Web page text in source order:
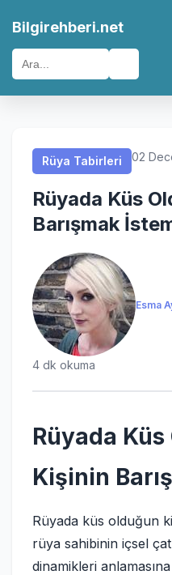
Bilgirehberi.net
Rüya Tabirleri 02
Rüyada Küs
Barışmak
Esma
4 dk okuma
Rüyada
Kişinin
Rüyada küs olduğun
rüya sahibinin içsel
dinamikleri
Rüya Tabirleri
Rüya Tabirleri
Rüya Tabirleri
Rüya Tabirleri